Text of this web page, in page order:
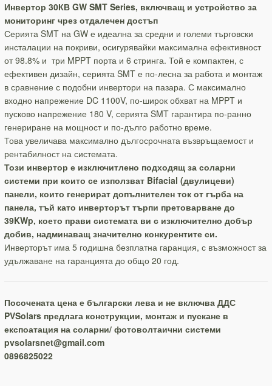
Инвертор 30КВ GW SMT Series, включващ и устройство за
мониторинг чрез отдалечен достъп
Серията SMT на GW е идеална за средни и големи търговски
инсталации на покриви, осигурявайки максимална ефективност
от 98.8% и три MPPT порта и 6 стринга. Той е компактен, с
ефективен дизайн, серията SMT е по-лесна за работа и монтаж
в сравнение с подобни инвертори на пазара. С максимално
входно напрежение DC 1100V, по-широк обхват на MPPT и
пусково напрежение 180 V, серията SMT гарантира по-ранно
генериране на мощност и по-дълго работно време.
Това увеличава максимално дългосрочната възвръщаемост и
рентабилност на системата.
Този инвертор е изключитлено подходящ за соларни
системи при които се използват Bifacial (двулицеви)
панели, които генерират допълнителен ток от гърба на
панела, тъй като инверторът търпи претоварване до
39KWp, което прави системата ви с изключително добър
добив, надминаващ значително конкурентите си.
Инверторът има 5 годишна безплатна гаранция, с възможност за
удължаване на гаранцията до общо 20 год.
Посочената цена е български лева и не включва ДДС
PVSolars предлага конструкции, монтаж и пускане в
експоатация на соларни/ фотоволтаични системи
pvsolarsnet@gmail.com
0896825022